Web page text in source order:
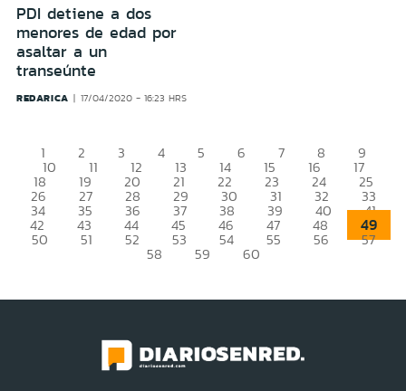
PDI detiene a dos
menores de edad por
asaltar a un
transeúnte
REDARICA 17/04/2020 - 16:23 HRS
1 2 3 4 5 6 7 8 9
10 11 12 13 14 15 16 17
18 19 20 21 22 23 24 25
26 27 28 29 30 31 32 33
34 35 36 37 38 39 40 41
42 43 44 45 46 47 48 49
50 51 52 53 54 55 56 57
58 59 60